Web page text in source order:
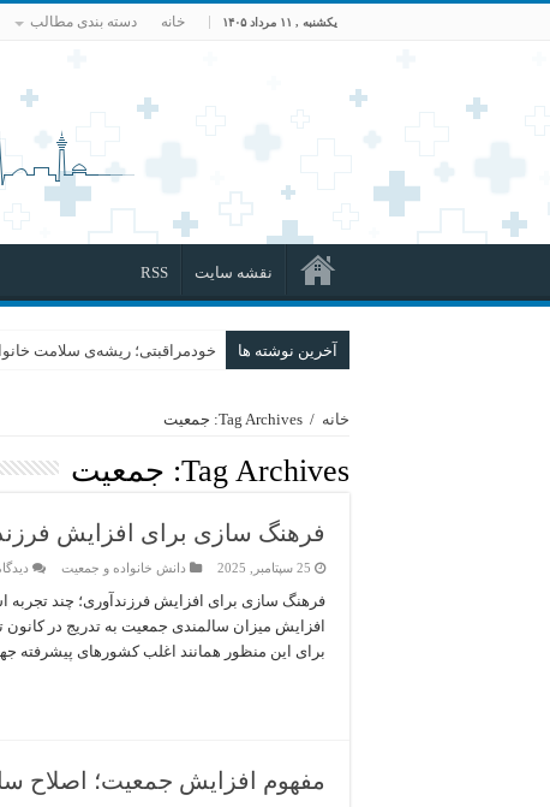
یکشنبه , ۱۱ مرداد ۱۴۰۵ خانه دسته بندی مطالب
نقشه سایت RSS
آخرین نوشته ها خودمراقبتی؛ ریشه‌ی سلامت
خانه / Tag Archives: جمعیت
Tag Archives: جمعیت
فرهنگ سازی برای افزایش
25 سپتامبر, 2025 دانش خانواده و جمعیت
فرهنگ سازی برای افزایش فرزندآوری؛ چند
افزایش میزان سالمندی جمعیت به تدریج در
برای این منظور همانند اغلب کشورهای پیشرفته
مفهوم افزایش جمعیت؛ اصلاح